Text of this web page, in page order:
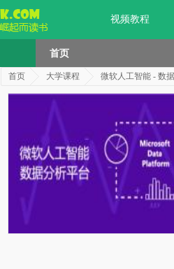
视频教程
首页
首页 大学课程 微软人工智能 - 数